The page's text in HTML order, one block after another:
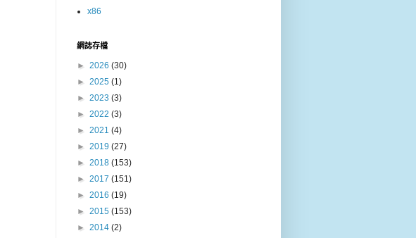
x86
網誌存檔
► 2026 (30)
► 2025 (1)
► 2023 (3)
► 2022 (3)
► 2021 (4)
► 2019 (27)
► 2018 (153)
► 2017 (151)
► 2016 (19)
► 2015 (153)
► 2014 (2)